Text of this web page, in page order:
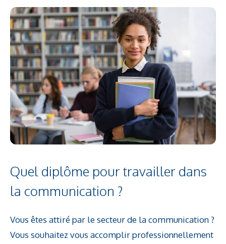
Quel diplôme pour travailler dans
la communication ?
Vous êtes attiré par le secteur de la communication ?
Vous souhaitez vous accomplir professionnellement